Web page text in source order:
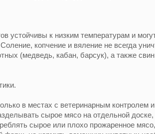
устойчивы к низким температурам и
копчение и вяление не всегда
(медведь, кабан, барсук), а также
в местах с ветеринарным контролем
сырое мясо на отдельной
сырое или плохо прожаренное